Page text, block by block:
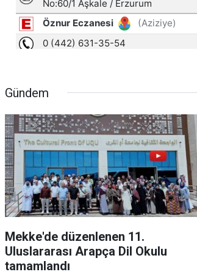
Gündem
Mekke'de düzenlenen 11.
Uluslararası Arapça Dil Okulu
tamamlandı